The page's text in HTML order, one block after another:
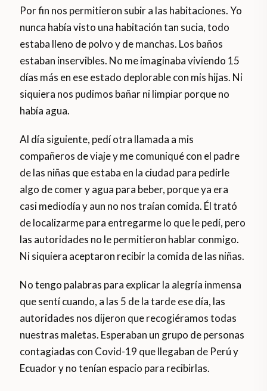
Por fin nos permitieron subir a las habitaciones. Yo
nunca había visto una habitación tan sucia, todo
estaba lleno de polvo y de manchas. Los baños
estaban inservibles. No me imaginaba viviendo 15
días más en ese estado deplorable con mis hijas. Ni
siquiera nos pudimos bañar ni limpiar porque no
había agua.
Al día siguiente, pedí otra llamada a mis
compañeros de viaje y me comuniqué con el padre
de las niñas que estaba en la ciudad para pedirle
algo de comer y agua para beber, porque ya era
casi mediodía y aun no nos traían comida. Él trató
de localizarme para entregarme lo que le pedí, pero
las autoridades no le permitieron hablar conmigo.
Ni siquiera aceptaron recibir la comida de las niñas.
No tengo palabras para explicar la alegría inmensa
que sentí cuando, a las 5 de la tarde ese día, las
autoridades nos dijeron que recogiéramos todas
nuestras maletas. Esperaban un grupo de personas
contagiadas con Covid-19 que llegaban de Perú y
Ecuador y no tenían espacio para recibirlas.